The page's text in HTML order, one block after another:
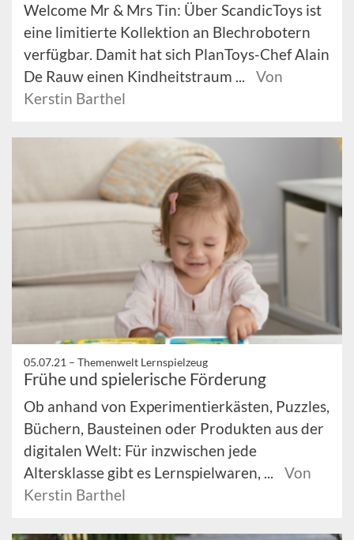
Welcome Mr & Mrs Tin: Über ScandicToys ist
eine limitierte Kollektion an Blechrobotern
verfügbar. Damit hat sich PlanToys-Chef Alain
De Rauw einen Kindheitstraum ...
Von
Kerstin Barthel
05.07.21 – Themenwelt Lernspielzeug
Frühe und spielerische Förderung
Ob anhand von Experimentierkästen, Puzzles,
Büchern, Bausteinen oder Produkten aus der
digitalen Welt: Für inzwischen jede
Altersklasse gibt es Lernspielwaren, ...
Von
Kerstin Barthel